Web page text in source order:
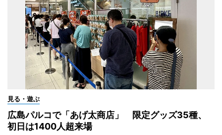
見る・遊ぶ
広島パルコで「あげ太商店」 限定グッズ35種、
初日は1400人超来場